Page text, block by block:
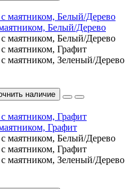
Белый/Дерево
наличие
Графит